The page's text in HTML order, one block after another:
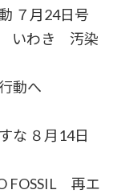
７月24日号
いわき 汚染
動へ
な ８月14日
FOSSIL 再エ